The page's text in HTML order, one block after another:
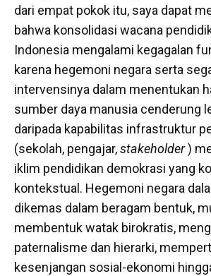
dari empat pokok itu, saya dapat
bahwa konsolidasi wacana
Indonesia mengalami kegagalan
karena hegemoni negara serta
intervensinya dalam menentukan
sumber daya manusia cenderung
daripada kapabilitas infrastruktur
(sekolah, pengajar,stakeholder)
iklim pendidikan demokrasi yang
kontekstual. Hegemoni negara
dikemas dalam beragam bentuk,
membentuk watak birokratis,
paternalisme dan hierarki,
kesenjangan sosial-ekonomi